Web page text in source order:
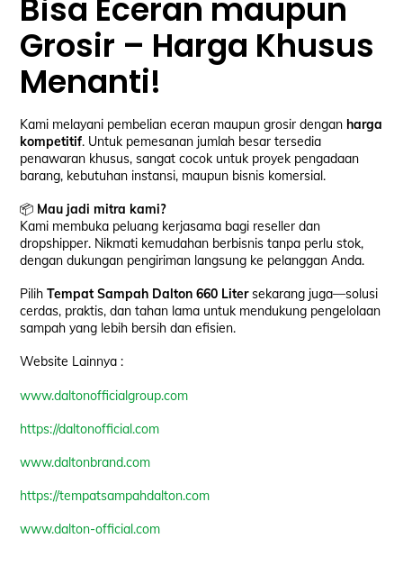
Bisa Eceran maupun
Grosir – Harga Khusus
Menanti!
Kami melayani pembelian eceran maupun grosir dengan harga
kompetitif. Untuk pemesanan jumlah besar tersedia
penawaran khusus, sangat cocok untuk proyek pengadaan
barang, kebutuhan instansi, maupun bisnis komersial.
📦 Mau jadi mitra kami?
Kami membuka peluang kerjasama bagi reseller dan
dropshipper. Nikmati kemudahan berbisnis tanpa perlu stok,
dengan dukungan pengiriman langsung ke pelanggan Anda.
PilihTempat Sampah Dalton 660 Litersekarang juga—solusi
cerdas, praktis, dan tahan lama untuk mendukung pengelolaan
sampah yang lebih bersih dan efisien.
Website Lainnya :
www.daltonofficialgroup.com
https://daltonofficial.com
www.daltonbrand.com
https://tempatsampahdalton.com
www.dalton-official.com